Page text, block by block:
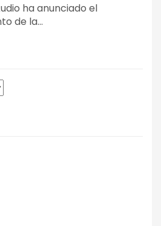
ha anunciado el
de la...